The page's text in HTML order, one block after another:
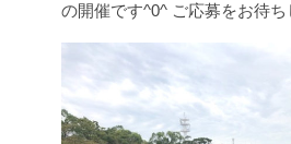
の開催です^0^ ご応募をお待ち